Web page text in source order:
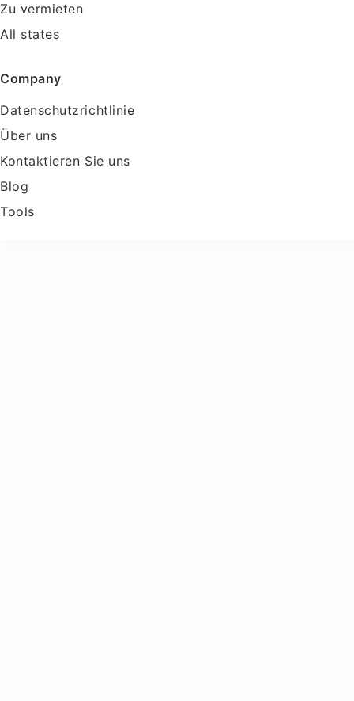
Zu vermieten
All states
Company
Datenschutzrichtlinie
Über uns
Kontaktieren Sie uns
Blog
Tools